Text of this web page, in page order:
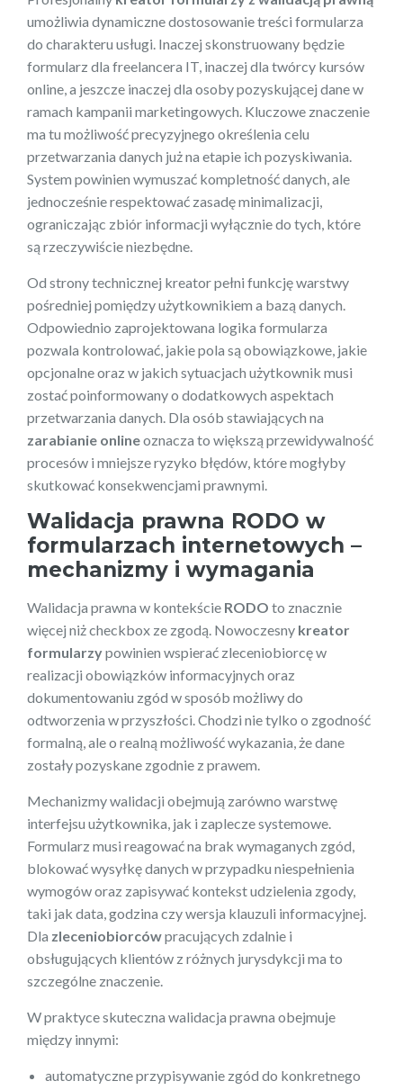
umożliwia dynamiczne dostosowanie treści formularza
do charakteru usługi. Inaczej skonstruowany będzie
formularz dla freelancera IT, inaczej dla twórcy kursów
online, a jeszcze inaczej dla osoby pozyskującej dane w
ramach kampanii marketingowych. Kluczowe znaczenie
ma tu możliwość precyzyjnego określenia celu
przetwarzania danych już na etapie ich pozyskiwania.
System powinien wymuszać kompletność danych, ale
jednocześnie respektować zasadę minimalizacji,
ograniczając zbiór informacji wyłącznie do tych, które
są rzeczywiście niezbędne.
Od strony technicznej kreator pełni funkcję warstwy
pośredniej pomiędzy użytkownikiem a bazą danych.
Odpowiednio zaprojektowana logika formularza
pozwala kontrolować, jakie pola są obowiązkowe, jakie
opcjonalne oraz w jakich sytuacjach użytkownik musi
zostać poinformowany o dodatkowych aspektach
przetwarzania danych. Dla osób stawiających na
zarabianie onlineoznacza to większą przewidywalność
procesów i mniejsze ryzyko błędów, które mogłyby
skutkować konsekwencjami prawnymi.
Walidacja prawna RODO w
formularzach internetowych –
mechanizmy i wymagania
Walidacja prawna w kontekście RODO to znacznie
więcej niż checkbox ze zgodą. Nowoczesny kreator
formularzypowinien wspierać zleceniobiorcę w
realizacji obowiązków informacyjnych oraz
dokumentowaniu zgód w sposób możliwy do
odtworzenia w przyszłości. Chodzi nie tylko o zgodność
formalną, ale o realną możliwość wykazania, że dane
zostały pozyskane zgodnie z prawem.
Mechanizmy walidacji obejmują zarówno warstwę
interfejsu użytkownika, jak i zaplecze systemowe.
Formularz musi reagować na brak wymaganych zgód,
blokować wysyłkę danych w przypadku niespełnienia
wymogów oraz zapisywać kontekst udzielenia zgody,
taki jak data, godzina czy wersja klauzuli informacyjnej.
Dla zleceniobiorcówpracujących zdalnie i
obsługujących klientów z różnych jurysdykcji ma to
szczególne znaczenie.
W praktyce skuteczna walidacja prawna obejmuje
między innymi:
automatyczne przypisywanie zgód do konkretnego